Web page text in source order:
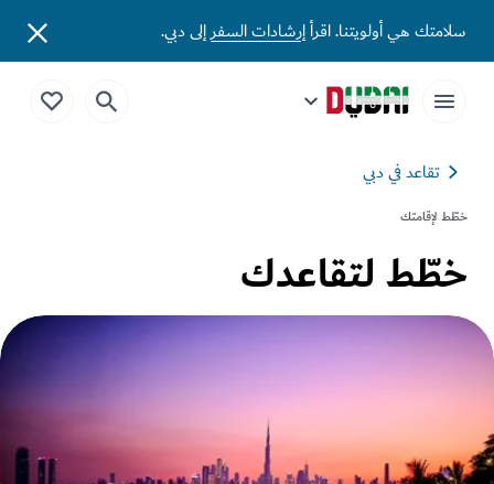
سلامتك هي أولويتنا. اقرأإرشادات السفرإلى دبي.
تقاعد في دبي
خطّط لإقامتك
خطّط لتقاعدك